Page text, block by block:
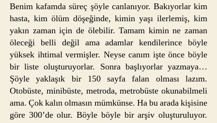
Benim kafamda süreç şöyle canlanıyor. Bakıyorlar kim
hasta, kim ölüm döşeğinde, kimin yaşı ilerlemiş, kim
yakın zaman için de ölebilir. Tamam kimin ne zaman
öleceği belli değil ama adamlar kendilerince böyle
yüksek ihtimal vermişler. Neyse canım işte önce böyle
bir liste oluşturuyorlar. Sonra başlıyorlar yazmaya…
Şöyle yaklaşık bir 150 sayfa falan olması lazım.
Otobüste, minibüste, metroda, metrobüste okunabilmeli
ama. Çok kalın olmasın mümkünse. Ha bu arada kişisine
göre 300’de olur. Böyle böyle bir arşiv oluşturuluyor.